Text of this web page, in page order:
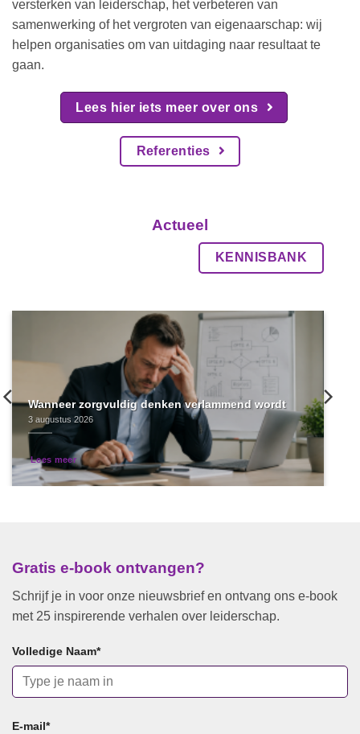
versterken van leiderschap, het verbeteren van
samenwerking of het vergroten van eigenaarschap: wij
helpen organisaties om van uitdaging naar resultaat te
gaan.
Lees hier iets meer over ons
Referenties
Actueel
KENNISBANK
Wanneer zorgvuldig denken verlammend wordt
3 augustus 2026
Lees meer
Gratis e-book ontvangen?
Schrijf je in voor onze nieuwsbrief en ontvang ons e-book
met 25 inspirerende verhalen over leiderschap.
Volledige Naam*
E-mail*